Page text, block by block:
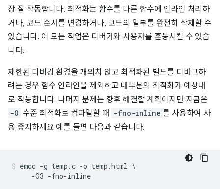
장 잘 작동합니다. 최적화는 함수를 다른 함수에 인라인 처리하
거나, 코드 순서를 변경하거나, 코드의 일부를 완전히 삭제할 수
있습니다. 이 모든 작업은 디버거와 사용자를 혼동시킬 수 있습
니다.
제한된 디버깅 환경을 개의치 않고 최적화된 빌드를 디버그하
려는 경우 함수 인라인을 제외하고 대부분의 최적화가 예상대
로 작동합니다. 나머지 문제는 향후 해결할 계획이지만 지금은
-O 수준 최적화로 컴파일할 때 -fno-inline 를 사용하여 사
용 중지하세요.예를 들면 다음과 같습니다.
emcc -g temp.c -o temp.html \